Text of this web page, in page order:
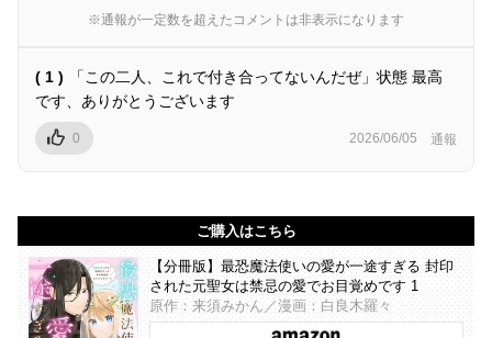
※通報が一定数を超えたコメントは非表示になります
( 1 )
「この二人、これで付き合ってないんだぜ」状態 最高
です、ありがとうございます
0 2026/06/05 通報
ご購入はこちら
【分冊版】最恐魔法使いの愛が一途すぎる 封印
された元聖女は禁忌の愛でお目覚めです 1
原作：来須みかん／漫画：白良木羅々